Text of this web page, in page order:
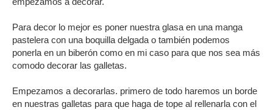
Para decor lo mejor es poner nuestra glasa en una manga
pastelera con una boquilla delgada o también podemos
ponerla en un biberón como en mi caso para que nos sea más
comodo decorar las galletas.
Empezamos a decorarlas. primero de todo haremos un borde
en nuestras galletas para que haga de tope al rellenarla con el